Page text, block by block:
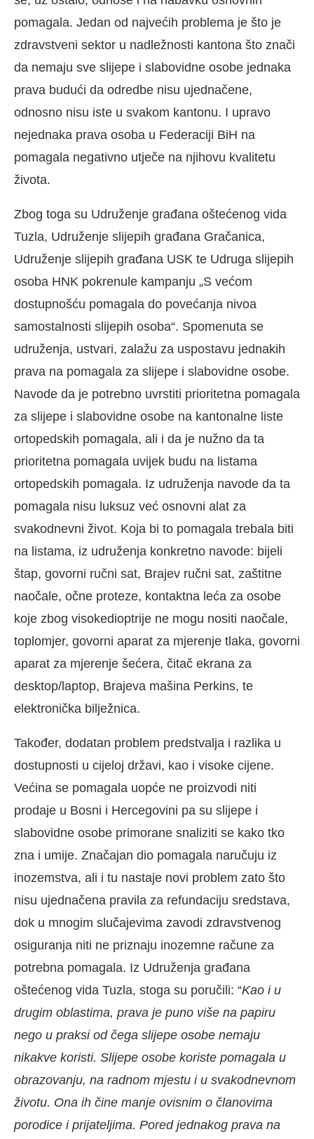
pomagala. Jedan od najvećih problema je što je
zdravstveni sektor u nadležnosti kantona što znači
da nemaju sve slijepe i slabovidne osobe jednaka
prava budući da odredbe nisu ujednačene,
odnosno nisu iste u svakom kantonu. I upravo
nejednaka prava osoba u Federaciji BiH na
pomagala negativno utječe na njihovu kvalitetu
života.
Zbog toga su Udruženje građana oštećenog vida
Tuzla, Udruženje slijepih građana Gračanica,
Udruženje slijepih građana USK te Udruga slijepih
osoba HNK pokrenule kampanju „S većom
dostupnošću pomagala do povećanja nivoa
samostalnosti slijepih osoba“. Spomenuta se
udruženja, ustvari, zalažu za uspostavu jednakih
prava na pomagala za slijepe i slabovidne osobe.
Navode da je potrebno uvrstiti prioritetna pomagala
za slijepe i slabovidne osobe na kantonalne liste
ortopedskih pomagala, ali i da je nužno da ta
prioritetna pomagala uvijek budu na listama
ortopedskih pomagala. Iz udruženja navode da ta
pomagala nisu luksuz već osnovni alat za
svakodnevni život. Koja bi to pomagala trebala biti
na listama, iz udruženja konkretno navode: bijeli
štap, govorni ručni sat, Brajev ručni sat, zaštitne
naočale, očne proteze, kontaktna leća za osobe
koje zbog visokedioptrije ne mogu nositi naočale,
toplomjer, govorni aparat za mjerenje tlaka, govorni
aparat za mjerenje šećera, čitač ekrana za
desktop/laptop, Brajeva mašina Perkins, te
elektronička bilježnica.
Također, dodatan problem predstvalja i razlika u
dostupnosti u cijeloj državi, kao i visoke cijene.
Većina se pomagala uopće ne proizvodi niti
prodaje u Bosni i Hercegovini pa su slijepe i
slabovidne osobe primorane snaliziti se kako tko
zna i umije. Značajan dio pomagala naručuju iz
inozemstva, ali i tu nastaje novi problem zato što
nisu ujednačena pravila za refundaciju sredstava,
dok u mnogim slučajevima zavodi zdravstvenog
osiguranja niti ne priznaju inozemne račune za
potrebna pomagala. Iz Udruženja građana
oštećenog vida Tuzla, stoga su poručili: “Kao i u
drugim oblastima, prava je puno više na papiru
nego u praksi od čega slijepe osobe nemaju
nikakve koristi. Slijepe osobe koriste pomagala u
obrazovanju, na radnom mjestu i u svakodnevnom
životu. Ona ih čine manje ovisnim o članovima
porodice i prijateljima. Pored jednakog prava na